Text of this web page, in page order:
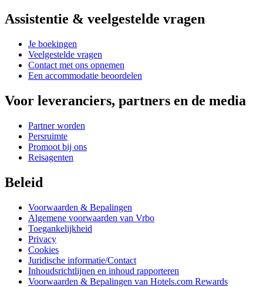
Assistentie & veelgestelde vragen
Je boekingen
Veelgestelde vragen
Contact met ons opnemen
Een accommodatie beoordelen
Voor leveranciers, partners en de media
Partner worden
Persruimte
Promoot bij ons
Reisagenten
Beleid
Voorwaarden & Bepalingen
Algemene voorwaarden van Vrbo
Toegankelijkheid
Privacy
Cookies
Juridische informatie/Contact
Inhoudsrichtlijnen en inhoud rapporteren
Voorwaarden & Bepalingen van Hotels.com Rewards